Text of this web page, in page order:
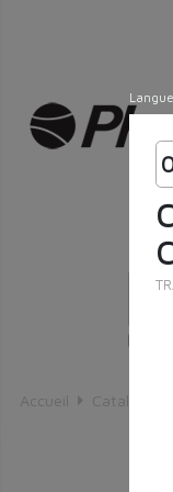
Accueil Catalogue